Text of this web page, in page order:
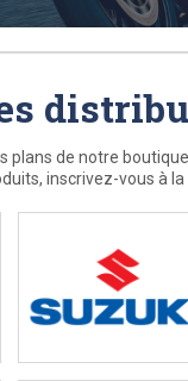
plans de notre
inscrivez-vous à la